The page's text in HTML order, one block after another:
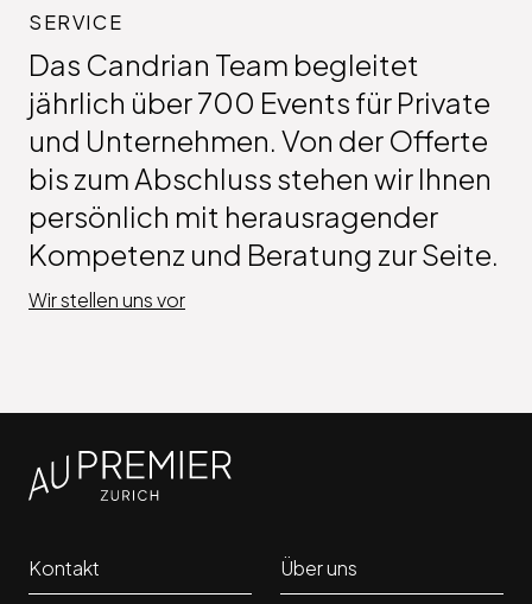
SERVICE
Das Candrian Team begleitet
jährlich über 700 Events für Private
und Unternehmen. Von der Offerte
bis zum Abschluss stehen wir Ihnen
persönlich mit herausragender
Kompetenz und Beratung zur Seite.
Wir stellen uns vor
Kontakt Über uns